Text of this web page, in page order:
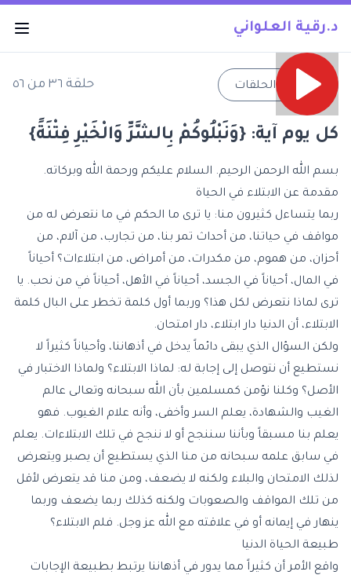
د.رقية العلواني
→ جميع الحلقات حلقة ٣٦ من ٥٦
كل يوم آية: {وَنَبْلُوكُمْ بِالشَّرِّ وَالْخَيْرِ فِتْنَةً}
بسم الله الرحمن الرحيم. السلام عليكم ورحمة الله وبركاته.
مقدمة عن الابتلاء في الحياة
ربما يتساءل كثيرون منا: يا ترى ما الحكم في ما نتعرض له من
مواقف في حياتنا، من أحداث تمر بنا، من تجارب، من آلام، من
أحزان، من هموم، من مكدرات، من أمراض، من ابتلاءات؟ أحياناً
في المال، أحياناً في الجسد، أحياناً في الأهل، أحياناً في من نحب. يا
ترى لماذا نتعرض لكل هذا؟ وربما أول كلمة تخطر على البال كلمة
الابتلاء، أن الدنيا دار ابتلاء، دار امتحان.
ولكن السؤال الذي يبقى دائماً يدخل في أذهاننا، وأحياناً كثيراً لا
نستطيع أن نتوصل إلى إجابة له: لماذا الابتلاء؟ ولماذا الاختبار في
الأصل؟ وكلنا نؤمن كمسلمين بأن الله سبحانه وتعالى عالم
الغيب والشهادة، يعلم السر وأخفى، وأنه علام الغيوب. فهو
يعلم بنا مسبقاً وبأننا سننجح أو لا ننجح في تلك الابتلاءات. يعلم
في سابق علمه سبحانه من منا الذي يستطيع أن يصبر ويتعرض
لذلك الامتحان والبلاء ولكنه لا يضعف، ومن منا قد يتعرض لأقل
من تلك المواقف والصعوبات ولكنه كذلك ربما يضعف وربما
ينهار في إيمانه أو في علاقته مع الله عز وجل. فلم الابتلاء؟
طبيعة الحياة الدنيا
واقع الأمر أن كثيراً مما يدور في أذهاننا يرتبط بطبيعة الإجابات